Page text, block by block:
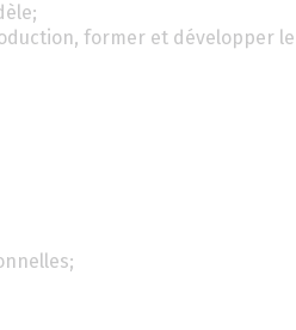
former et développer